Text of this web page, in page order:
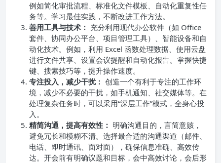
例如简化审批流程、标准化文件模板、自动化重复性任
务等。学习最佳实践，不断改进工作方法。
善用工具与技术： 充分利用现代办公软件（如 Office
套件、协同办公平台、项目管理工具）、智能设备和自
动化技术。例如，利用 Excel 函数处理数据、使用云盘
进行文件共享、设置会议提醒和自动化报告。掌握快捷
键、搜索技巧等，提升操作速度。
专注投入，减少干扰： 创造一个有利于专注的工作环
境，减少不必要的干扰，如手机通知、社交媒体等。在
处理复杂任务时，可以采用“深层工作”模式，全身心投
入。
精简沟通，提高有效性： 明确沟通目的，言简意赅，
避免冗长和模糊不清。选择最合适的沟通渠道（邮件、
电话、即时通讯、面对面），确保信息准确、高效传
达。开会前有明确议题和目标，会中高效讨论，会后形